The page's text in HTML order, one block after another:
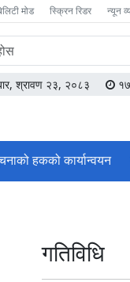
मोड स्क्रिन रिडर न्यून
श्रावण २३, २०८३
हकको कार्यान्वयन
गतिविधि